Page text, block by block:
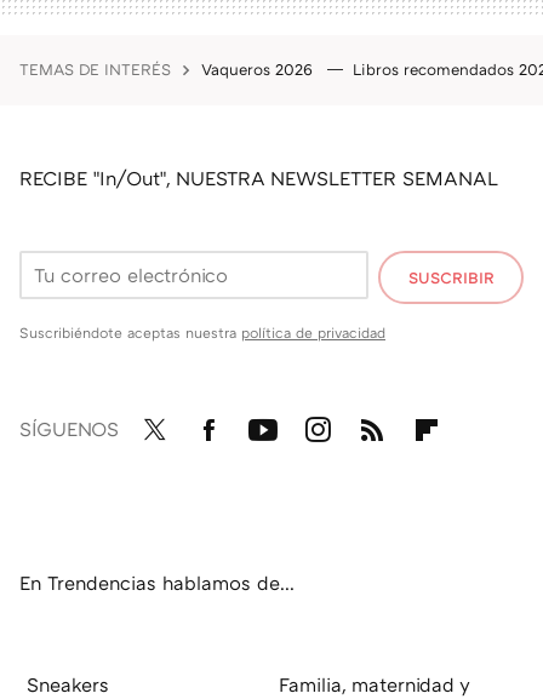
TEMAS DE INTERÉS Vaqueros 2026 Libros recomendados
RECIBE "In/Out", NUESTRA NEWSLETTER SEMANAL
SUSCRIBIR
Suscribiéndote aceptas nuestra política de privacidad
SÍGUENOS
En Trendencias hablamos de...
Sneakers
Familia, maternidad y